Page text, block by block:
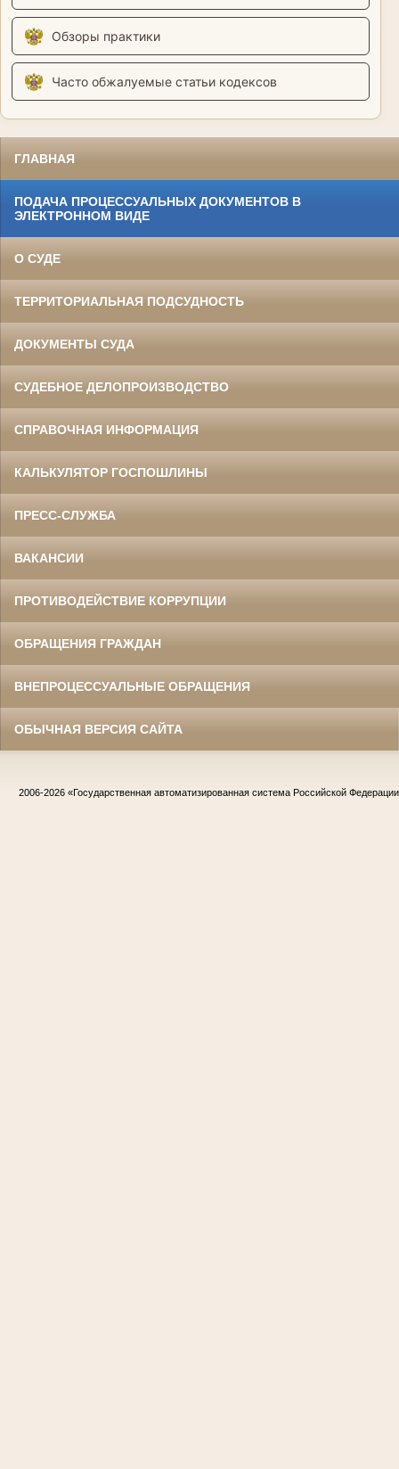
Обзоры практики
Часто обжалуемые статьи кодексов
ГЛАВНАЯ
ПОДАЧА ПРОЦЕССУАЛЬНЫХ ДОКУМЕНТОВ В
ЭЛЕКТРОННОМ ВИДЕ
О СУДЕ
ТЕРРИТОРИАЛЬНАЯ ПОДСУДНОСТЬ
ДОКУМЕНТЫ СУДА
СУДЕБНОЕ ДЕЛОПРОИЗВОДСТВО
СПРАВОЧНАЯ ИНФОРМАЦИЯ
КАЛЬКУЛЯТОР ГОСПОШЛИНЫ
ПРЕСС-СЛУЖБА
ВАКАНСИИ
ПРОТИВОДЕЙСТВИЕ КОРРУПЦИИ
ОБРАЩЕНИЯ ГРАЖДАН
ВНЕПРОЦЕССУАЛЬНЫЕ ОБРАЩЕНИЯ
ОБЫЧНАЯ ВЕРСИЯ САЙТА
2006-2026 «Государственная автоматизированная система Российской